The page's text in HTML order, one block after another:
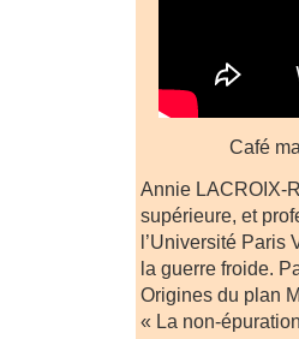
Café
Annie LACROIX-
supérieure, et
l’Université Paris
la guerre froide.
Origines du plan
« La non-